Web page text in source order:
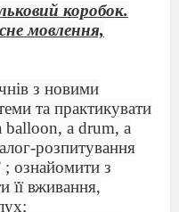
коробок.
мовлення,
з новими
та практикувати
balloon, a drum, a
розпитування
; ознайомити з
її вживання,